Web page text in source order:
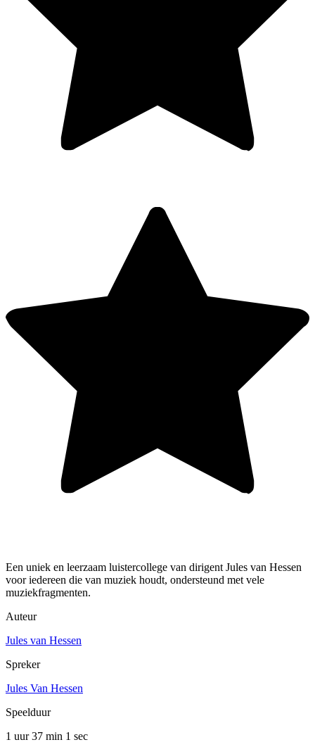
Een uniek en leerzaam luistercollege van dirigent Jules van Hessen
voor iedereen die van muziek houdt, ondersteund met vele
muziekfragmenten.
Auteur
Jules van Hessen
Spreker
Jules Van Hessen
Speelduur
1 uur 37 min 1 sec